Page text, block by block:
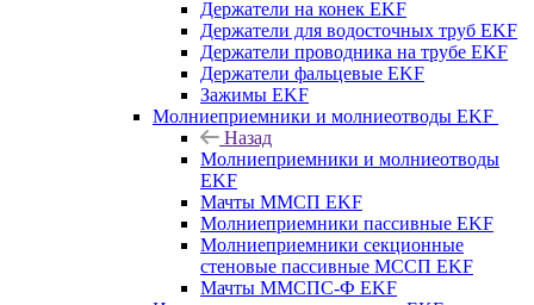
Держатели на конек EKF
Держатели для водосточных труб EKF
Держатели проводника на трубе EKF
Держатели фальцевые EKF
Зажимы EKF
Молниеприемники и молниеотводы EKF
Назад
Молниеприемники и молниеотводы
EKF
Мачты ММСП EKF
Молниеприемники пассивные EKF
Молниеприемники секционные
стеновые пассивные МССП EKF
Мачты ММСПС-Ф EKF